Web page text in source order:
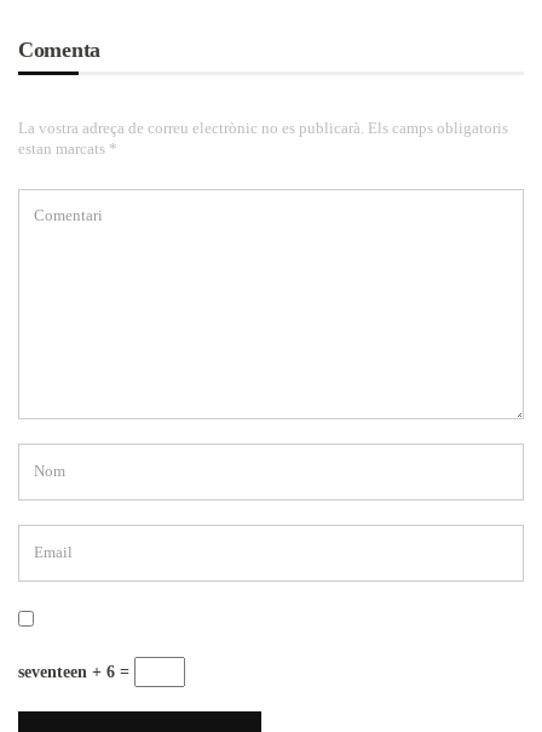
Comenta
La vostra adreça de correu electrònic no es publicarà. Els camps obligatoris
estan marcats *
seventeen + 6 =